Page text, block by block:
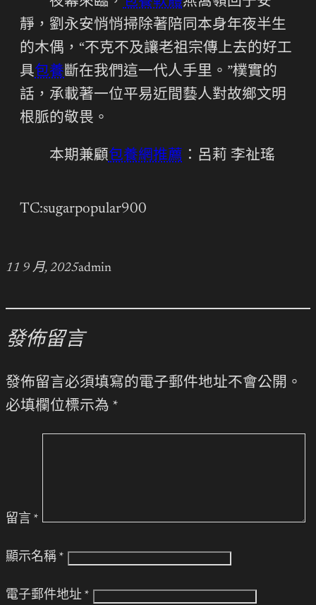
靜，劉永安悄悄掃除著陪同本身年夜半生
的木偶，“不克不及讓老祖宗傳上去的好工
具包養斷在我們這一代人手里。”樸實的
話，承載著一位平易近間藝人對故鄉文明
根脈的敬畏。
本期兼顧包養網推薦 ：呂莉 李祉瑤
TC:sugarpopular900
11 9 月, 2025admin
發佈留言
發佈留言必須填寫的電子郵件地址不會公開。
必填欄位標示為 *
留言 *
顯示名稱 *
電子郵件地址 *